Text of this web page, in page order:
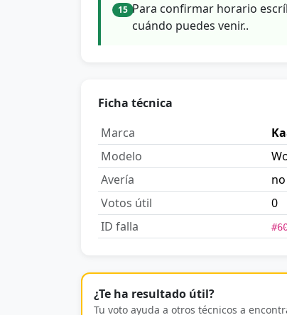
15 Para confirmar horario
cuándo puedes venir..
Ficha técnica
Marca
Modelo
Avería
Votos útil
0
ID falla
¿Te ha resultado útil?
Tu voto ayuda a otros técnicos a